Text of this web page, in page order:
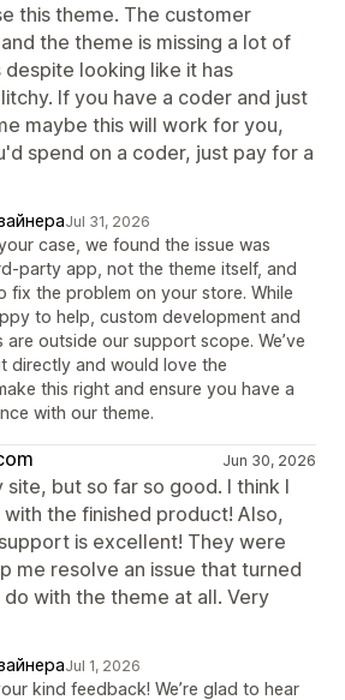
this theme. The customer
the theme is missing a lot of
looking like it has
If you have a coder and just
maybe this will work for you,
spend on a coder, just pay for a
Jul 31, 2026
case, we found the issue was
party app, not the theme itself, and
fix the problem on your store. While
to help, custom development and
outside our support scope. We’ve
directly and would love the
this right and ensure you have a
with our theme.
Jun 30, 2026
site, but so far so good. I think I
the finished product! Also,
is excellent! They were
me resolve an issue that turned
with the theme at all. Very
Jul 1, 2026
kind feedback! We’re glad to hear